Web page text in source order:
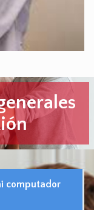
computador